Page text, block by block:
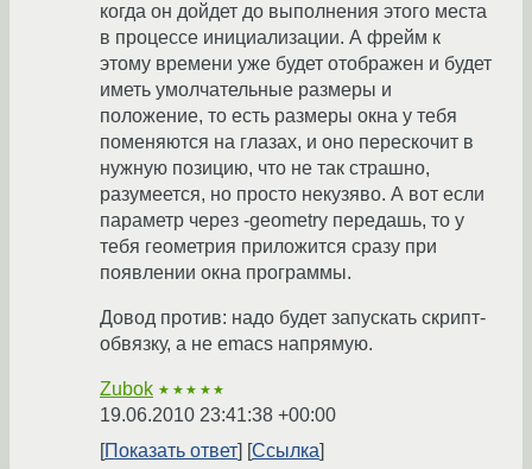
когда он дойдет до выполнения этого места
в процессе инициализации. А фрейм к
этому времени уже будет отображен и будет
иметь умолчательные размеры и
положение, то есть размеры окна у тебя
поменяются на глазах, и оно перескочит в
нужную позицию, что не так страшно,
разумеется, но просто некузяво. А вот если
параметр через -geometry передашь, то у
тебя геометрия приложится сразу при
появлении окна программы.
Довод против: надо будет запускать скрипт-
обвязку, а не emacs напрямую.
Zubok ★★★★★
19.06.2010 23:41:38 +00:00
Показать ответ
Ссылка